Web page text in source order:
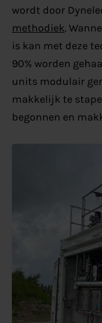
wordt door
methodiek.
is kan met deze
90% worden
units modulair
makkelijk te
begonnen en